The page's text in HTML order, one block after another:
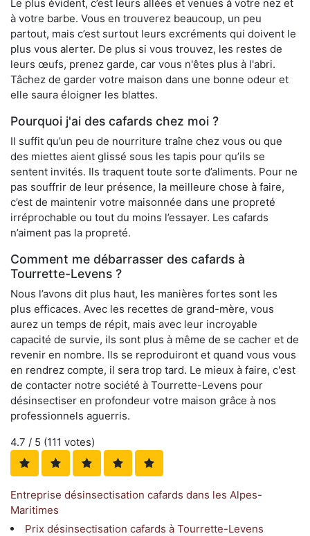
Le plus évident, c’est leurs allées et venues à votre nez et
à votre barbe. Vous en trouverez beaucoup, un peu
partout, mais c’est surtout leurs excréments qui doivent le
plus vous alerter. De plus si vous trouvez, les restes de
leurs œufs, prenez garde, car vous n'êtes plus à l'abri.
Tâchez de garder votre maison dans une bonne odeur et
elle saura éloigner les blattes.
Pourquoi j'ai des cafards chez moi ?
Il suffit qu’un peu de nourriture traîne chez vous ou que
des miettes aient glissé sous les tapis pour qu’ils se
sentent invités. Ils traquent toute sorte d’aliments. Pour ne
pas souffrir de leur présence, la meilleure chose à faire,
c’est de maintenir votre maisonnée dans une propreté
irréprochable ou tout du moins l’essayer. Les cafards
n’aiment pas la propreté.
Comment me débarrasser des cafards à
Tourrette-Levens ?
Nous l’avons dit plus haut, les manières fortes sont les
plus efficaces. Avec les recettes de grand-mère, vous
aurez un temps de répit, mais avec leur incroyable
capacité de survie, ils sont plus à même de se cacher et de
revenir en nombre. Ils se reproduiront et quand vous vous
en rendrez compte, il sera trop tard. Le mieux à faire, c'est
de contacter notre société à Tourrette-Levens pour
désinsectiser en profondeur votre maison grâce à nos
professionnels aguerris.
4.7 / 5 (111 votes)
Entreprise désinsectisation cafards dans les Alpes-
Maritimes
Prix désinsectisation cafards à Tourrette-Levens